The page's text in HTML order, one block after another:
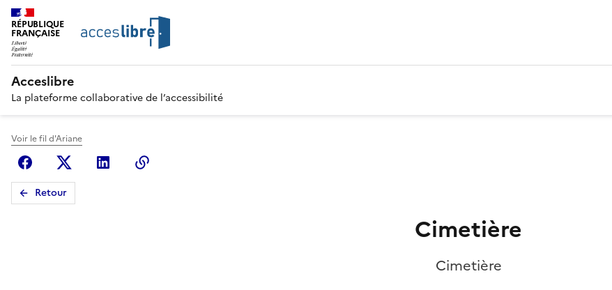
RÉPUBLIQUE
FRANÇAISE
Acceslibre
La plateforme collaborative de l’accessibilité
Voir le fil d'Ariane
FacebookX (anciennement Twitter)
Linkedin
Retour
Cimetière
Cimetière